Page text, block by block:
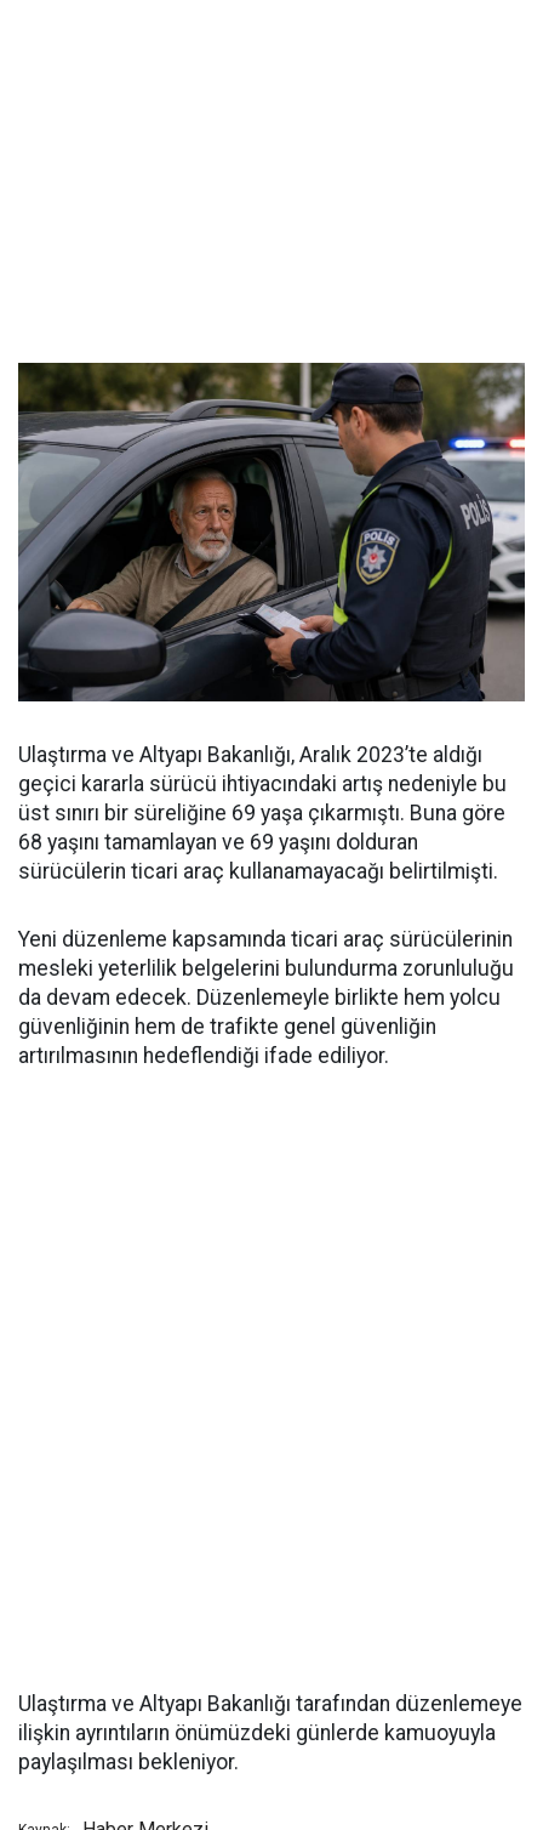
Ulaştırma ve Altyapı Bakanlığı, Aralık 2023’te aldığı
geçici kararla sürücü ihtiyacındaki artış nedeniyle bu
üst sınırı bir süreliğine 69 yaşa çıkarmıştı. Buna göre
68 yaşını tamamlayan ve 69 yaşını dolduran
sürücülerin ticari araç kullanamayacağı belirtilmişti.
Yeni düzenleme kapsamında ticari araç sürücülerinin
mesleki yeterlilik belgelerini bulundurma zorunluluğu
da devam edecek. Düzenlemeyle birlikte hem yolcu
güvenliğinin hem de trafikte genel güvenliğin
artırılmasının hedeflendiği ifade ediliyor.
Ulaştırma ve Altyapı Bakanlığı tarafından düzenlemeye
ilişkin ayrıntıların önümüzdeki günlerde kamuoyuyla
paylaşılması bekleniyor.